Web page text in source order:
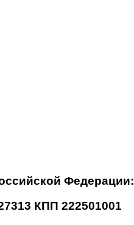
Федерации:
КПП 222501001